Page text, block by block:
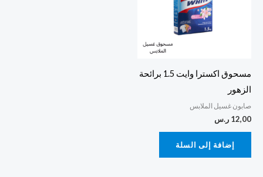
مسحوق اكسترا وايت 1.5 برائحة
الزهور
صابون غسيل الملابس
12,00 ر.س
إضافة إلى السلة